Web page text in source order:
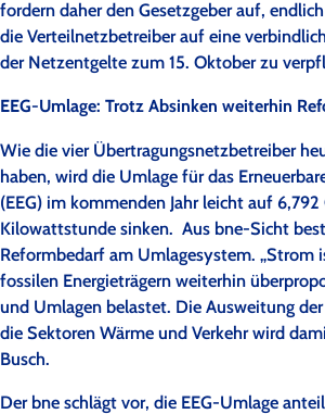
fordern daher den Gesetzgeber auf,
die Verteilnetzbetreiber auf eine
der Netzentgelte zum 15. Oktober zu
EEG-Umlage: Trotz Absinken weiterhin
Wie die vier Übertragungsnetzbetreiber
haben, wird die Umlage für das
(EEG) im kommenden Jahr leicht auf
Kilowattstunde sinken. Aus bne-Sicht
Reformbedarf am Umlagesystem. „Strom
fossilen Energieträgern weiterhin
und Umlagen belastet. Die Ausweitung
die Sektoren Wärme und Verkehr wird
Busch.
Der bne schlägt vor, die EEG-Umlage